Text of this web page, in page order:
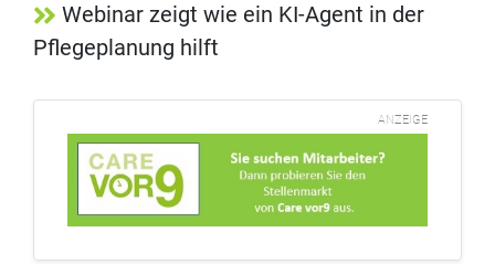
Webinar zeigt wie ein KI-Agent in der
Pflegeplanung hilft
ANZEIGE